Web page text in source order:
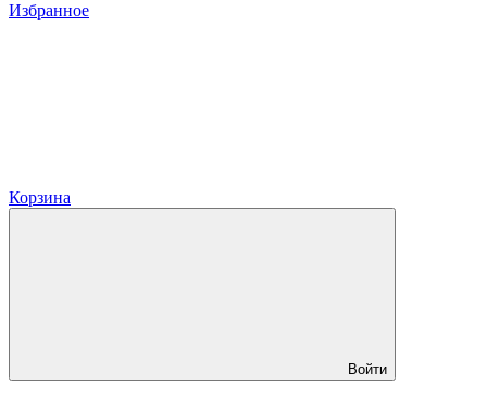
Избранное
Корзина
Войти